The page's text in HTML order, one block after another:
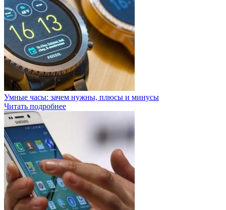
Умные часы: зачем нужны, плюсы и минусы
Читать подробнее